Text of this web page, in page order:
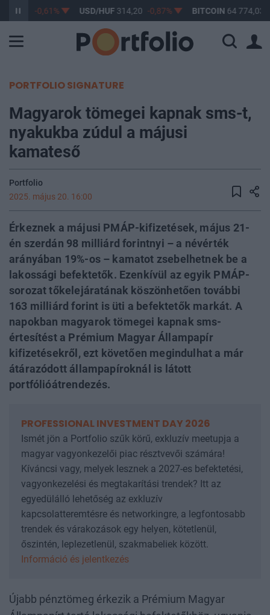
363,17 -0,61% USD/HUF314,20 -0,87% BITCOIN64 774,03
PORTFOLIO SIGNATURE
Magyarok tömegei kapnak sms-t,
nyakukba zúdul a májusi
kamateső
Portfolio
2025. május 20. 16:00
Érkeznek a májusi PMÁP-kifizetések, május 21-
én szerdán 98 milliárd forintnyi – a névérték
arányában 19%-os – kamatot zsebelhetnek be a
lakossági befektetők. Ezenkívül az egyik PMÁP-
sorozat tőkelejáratának köszönhetően további
163 milliárd forint is üti a befektetők markát. A
napokban magyarok tömegei kapnak sms-
értesítést a Prémium Magyar Állampapír
kifizetésekről, ezt követően megindulhat a már
átárazódott állampapíroknál is látott
portfólióátrendezés.
PROFESSIONAL INVESTMENT DAY 2026
Ismét jön a Portfolio szűk körű, exkluzív meetupja a
magyar vagyonkezelői piac résztvevői számára!
Kíváncsi vagy, melyek lesznek a 2027-es befektetési,
vagyonkezelési és megtakarítási trendek? Itt az
egyedülálló lehetőség az exkluzív
kapcsolatteremtésre és networkingre, a legfontosabb
trendek és várakozások egy helyen, kötetlenül,
őszintén, leplezetlenül, szakmabeliek között.
Információ és jelentkezés
Újabb pénztömeg érkezik a Prémium Magyar